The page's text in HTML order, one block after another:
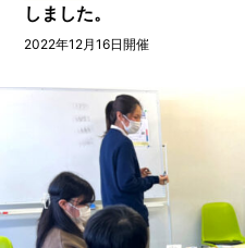
しました。
2022年12月16日開催